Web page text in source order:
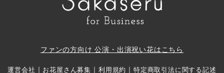
ファンの方向け 公演・出演祝い花はこちら
運営会社 ｜ お花屋さん募集 ｜ 利用規約 ｜ 特定商取引法に関する記述